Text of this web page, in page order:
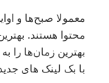
معمولا صبح‌ها و
محتوا هستند.
بهترین زمان‌ها را
با بک لینک های